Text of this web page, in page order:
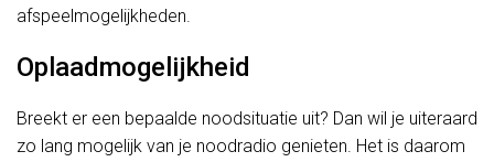
afspeelmogelijkheden.
Oplaadmogelijkheid
Breekt er een bepaalde noodsituatie uit? Dan wil je uiteraard
zo lang mogelijk van je noodradio genieten. Het is daarom